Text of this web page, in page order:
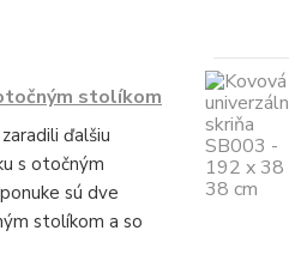
stolíkom
ďalšiu
s otočným
sú dve
stolíkom a so